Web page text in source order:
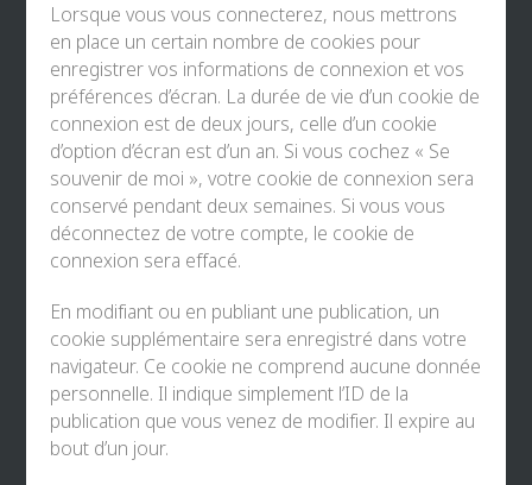
Lorsque vous vous connecterez, nous mettrons
en place un certain nombre de cookies pour
enregistrer vos informations de connexion et vos
préférences d’écran. La durée de vie d’un cookie de
connexion est de deux jours, celle d’un cookie
d’option d’écran est d’un an. Si vous cochez « Se
souvenir de moi », votre cookie de connexion sera
conservé pendant deux semaines. Si vous vous
déconnectez de votre compte, le cookie de
connexion sera effacé.
En modifiant ou en publiant une publication, un
cookie supplémentaire sera enregistré dans votre
navigateur. Ce cookie ne comprend aucune donnée
personnelle. Il indique simplement l’ID de la
publication que vous venez de modifier. Il expire au
bout d’un jour.